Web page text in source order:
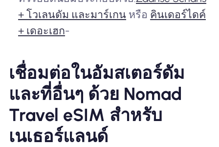
+ โวเลนดัม และมาร์เกน หรือ คินเดอร์ไดค์
+ เดอะเฮก-
เชื่อมต่อในอัมสเตอร์ดัม
และที่อื่นๆ ด้วย Nomad
Travel eSIM สำหรับ
เนเธอร์แลนด์